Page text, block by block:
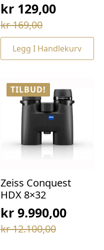
kr169,00
Opprinnelig
pris
var:
kr129,00
Nåværende
pris
er:Legg I Handlekurv
TILBUD!
Zeiss Conquest
HDX 8×32
kr12.100,00
Opprinnelig
kr9.990,00
Nåværende